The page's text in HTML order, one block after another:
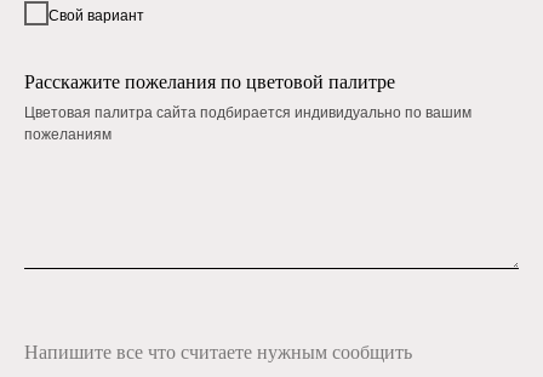
Свой вариант
Расскажите пожелания по цветовой палитре
Цветовая палитра сайта подбирается индивидуально по вашим
пожеланиям